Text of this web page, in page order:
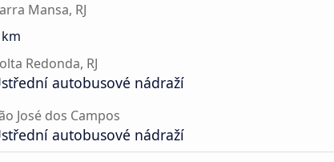
Mansa, RJ
Redonda, RJ
autobusové nádraží
José dos Campos
autobusové nádraží